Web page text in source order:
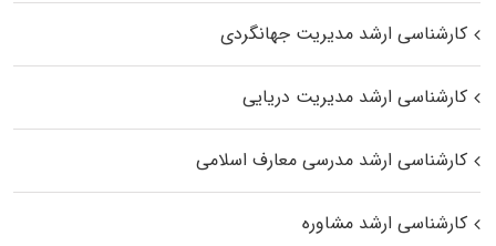
کارشناسی ارشد مدیریت جهانگردی
کارشناسی ارشد مدیریت دریایی
کارشناسی ارشد مدرسی معارف اسلامی
کارشناسی ارشد مشاوره